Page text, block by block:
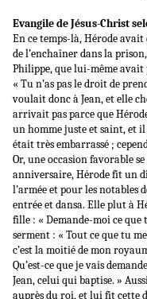
Evangile de Jésus-Christ
En ce temps-là, Hérode
de l’enchaîner dans la
Philippe, que lui-même avait
« Tu n’as pas le droit de
voulait donc à Jean, et elle
arrivait pas parce que
un homme juste et saint, et
était très embarrassé ;
Or, une occasion favorable
anniversaire, Hérode fit un
l’armée et pour les notables
entrée et dansa. Elle plut à
fille : « Demande-moi ce
serment : « Tout ce que tu
c’est la moitié de mon
Qu’est-ce que je vais
Jean, celui qui baptise. »
auprès du roi, et lui fit cette